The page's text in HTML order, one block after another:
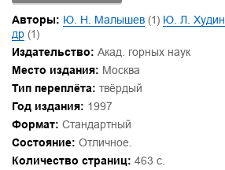
Авторы: Ю. Н. Малышев (1) Ю. Л. Худин
др (1)
Издательство: Акад. горных наук
Место издания: Москва
Тип переплёта: твёрдый
Год издания: 1997
Формат: Стандартный
Состояние: Отличное.
Количество страниц: 463 с.